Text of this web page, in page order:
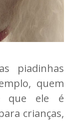
piadinhas
quem
que ele é
crianças,